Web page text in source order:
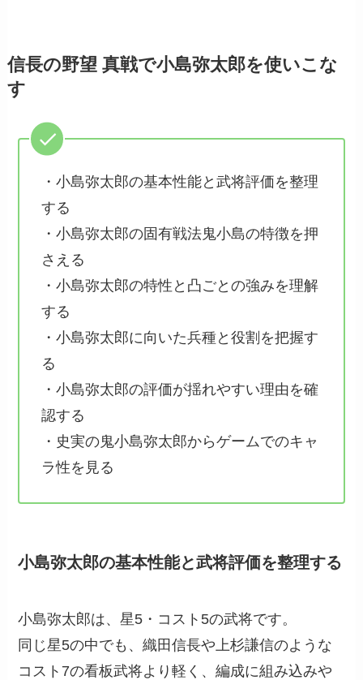
信長の野望 真戦で小島弥太郎を使いこな
す
・小島弥太郎の基本性能と武将評価を整理
する
・小島弥太郎の固有戦法鬼小島の特徴を押
さえる
・小島弥太郎の特性と凸ごとの強みを理解
する
・小島弥太郎に向いた兵種と役割を把握す
る
・小島弥太郎の評価が揺れやすい理由を確
認する
・史実の鬼小島弥太郎からゲームでのキャ
ラ性を見る
小島弥太郎の基本性能と武将評価を整理する
小島弥太郎は、星5・コスト5の武将です。
同じ星5の中でも、織田信長や上杉謙信のような
コスト7の看板武将より軽く、編成に組み込みや